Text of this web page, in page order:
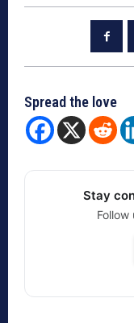
Spread the love
Stay